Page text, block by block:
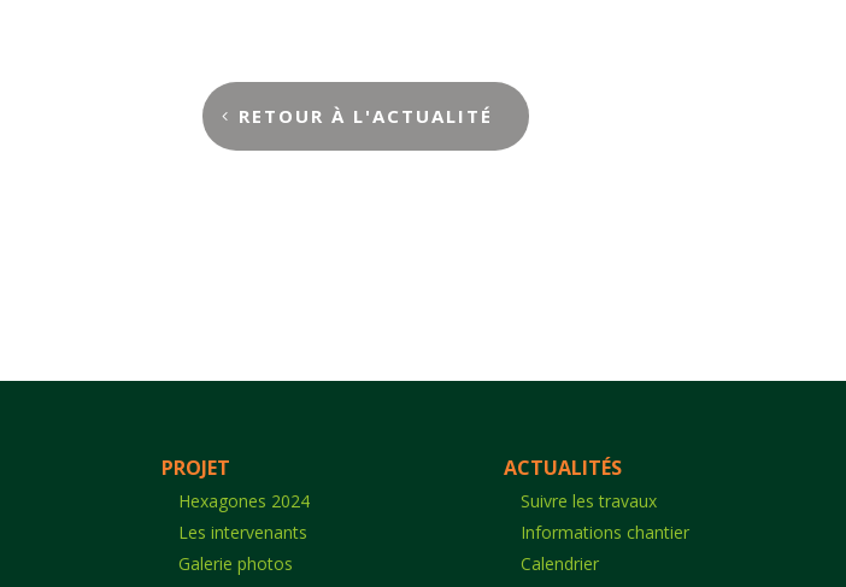
RETOUR À L'ACTUALITÉ
PROJET
Hexagones 2024
Les intervenants
Galerie photos
ACTUALITÉS
Suivre les travaux
Informations chantier
Calendrier